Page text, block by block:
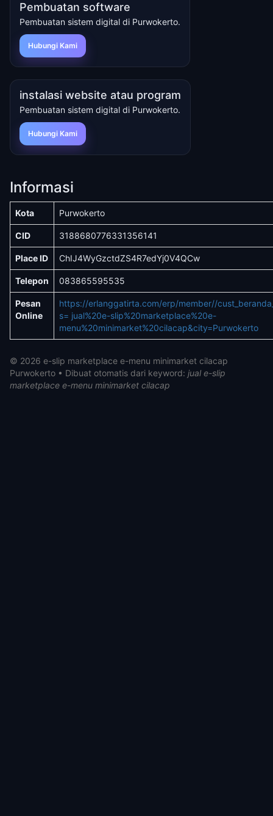
Pembuatan software
Pembuatan sistem digital di Purwokerto.
Hubungi Kami
instalasi website atau program
Pembuatan sistem digital di Purwokerto.
Hubungi Kami
Informasi
Kota Purwokerto
CID 3188680776331356141
Place ID ChIJ4WyGzctdZS4R7edYj0V4QCw
Telepon 083865595535
Pesan
Online
https://erlanggatirta.com/erp/member//
s= jual%20e-slip%20marketplace%20e-
menu%20minimarket%20cilacap&city=Purwokerto
© 2026 e-slip marketplace e-menu minimarket cilacap
Purwokerto • Dibuat otomatis dari keyword: jual e-slip
marketplace e-menu minimarket cilacap